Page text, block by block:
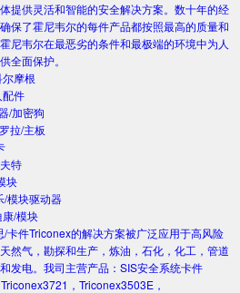
提供灵活和智能的安全解决方案。数十年的经
保了霍尼韦尔的每件产品都按照最高的质量和
尼韦尔在最恶劣的条件和最极端的环境中为人
全面保护。
摩根
配件
/加密狗
拉/主板
特
块
/模块驱动器
/模块
/卡件Triconex的解决方案被广泛应用于高风险
然气，勘探和生产，炼油，石化，化工，管道
发电。我司主营产品：SIS安全系统卡件
，Triconex3503E，